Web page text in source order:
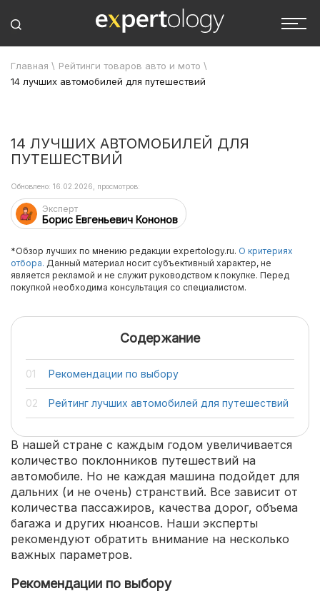
Главная \ Рейтинги товаров авто и мото \
14 лучших автомобилей для путешествий
14 ЛУЧШИХ АВТОМОБИЛЕЙ ДЛЯ
ПУТЕШЕСТВИЙ
Эксперт
Борис Евгеньевич Кононов
Обновлено: 16.02.2026, просмотров:
*Обзор лучших по мнению редакции expertology.ru. О критериях
отбора. Данный материал носит субъективный характер, не
является рекламой и не служит руководством к покупке. Перед
покупкой необходима консультация со специалистом.
Содержание
Рекомендации по выбору
Рейтинг лучших автомобилей для путешествий
В нашей стране с каждым годом увеличивается
количество поклонников путешествий на
автомобиле. Но не каждая машина подойдет для
дальних (и не очень) странствий. Все зависит от
количества пассажиров, качества дорог, объема
багажа и других нюансов. Наши эксперты
рекомендуют обратить внимание на несколько
важных параметров.
Рекомендации по выбору